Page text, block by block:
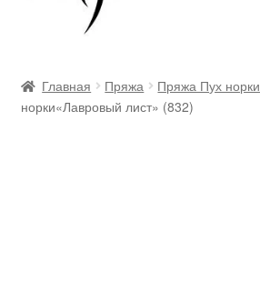
Правила и условия
Главная Пряжа Пряжа Пух норки
норки«Лавровый лист» (832)